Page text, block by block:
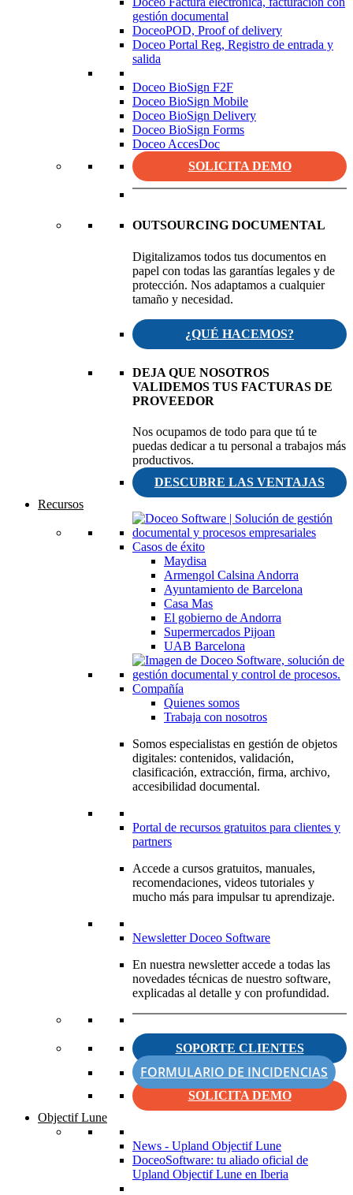
gestión documental
DoceoPOD, Proof of delivery
Doceo Portal Reg, Registro de entrada y
salida
Doceo BioSign F2F
Doceo BioSign Mobile
Doceo BioSign Delivery
Doceo BioSign Forms
Doceo AccesDoc
SOLICITA DEMO
OUTSOURCING DOCUMENTAL
Digitalizamos todos tus documentos en
papel con todas las garantías legales y de
protección. Nos adaptamos a cualquier
tamaño y necesidad.
¿QUÉ HACEMOS?
DEJA QUE NOSOTROS
VALIDEMOS TUS FACTURAS DE
PROVEEDOR
Nos ocupamos de todo para que tú te
puedas dedicar a tu personal a trabajos más
productivos.
DESCUBRE LAS VENTAJAS
Recursos
Casos de éxito
Maydisa
Armengol Calsina Andorra
Ayuntamiento de Barcelona
Casa Mas
El gobierno de Andorra
Supermercados Pijoan
UAB Barcelona
Compañía
Quienes somos
Trabaja con nosotros
Somos especialistas en gestión de objetos
digitales: contenidos, validación,
clasificación, extracción, firma, archivo,
accesibilidad documental.
Portal de recursos gratuitos para clientes y
partners
Accede a cursos gratuitos, manuales,
recomendaciones, videos tutoriales y
mucho más para impulsar tu aprendizaje.
Newsletter Doceo Software
En nuestra newsletter accede a todas las
novedades técnicas de nuestro software,
explicadas al detalle y con profundidad.
SOPORTE CLIENTES
FORMULARIO DE INCIDENCIAS
SOLICITA DEMO
Objectif Lune
News - Upland Objectif Lune
DoceoSoftware: tu aliado oficial de
Upland Objectif Lune en Iberia